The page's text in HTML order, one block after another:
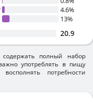
4.6%
13%
20.9
полный набор
употреблять в пищу
потребности